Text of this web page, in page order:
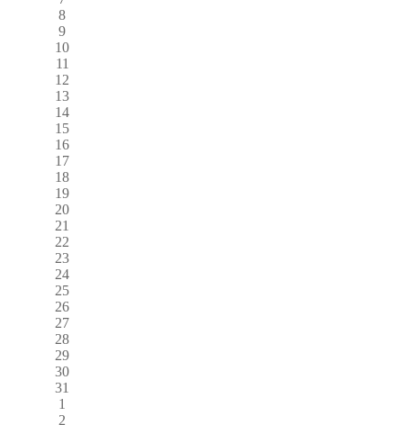
8
9
10
11
12
13
14
15
16
17
18
19
20
21
22
23
24
25
26
27
28
29
30
31
1
2